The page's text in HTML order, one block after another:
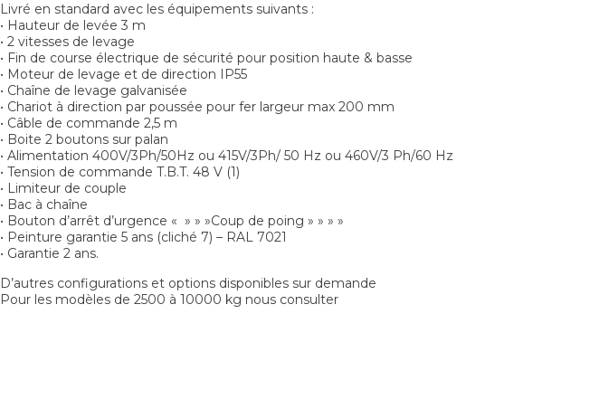
Livré en standard avec les équipements suivants :
• Hauteur de levée 3 m
• 2 vitesses de levage
• Fin de course électrique de sécurité pour position haute & basse
• Moteur de levage et de direction IP55
• Chaîne de levage galvanisée
• Chariot à direction par poussée pour fer largeur max 200 mm
• Câble de commande 2,5 m
• Boite 2 boutons sur palan
• Alimentation 400V/3Ph/50Hz ou 415V/3Ph/ 50 Hz ou 460V/3 Ph/60 Hz
• Tension de commande T.B.T. 48 V (1)
• Limiteur de couple
• Bac à chaîne
• Bouton d’arrêt d’urgence « » » »Coup de poing » » » »
• Peinture garantie 5 ans (cliché 7) – RAL 7021
• Garantie 2 ans.
D’autres configurations et options disponibles sur demande
Pour les modèles de 2500 à 10000 kg nous consulter